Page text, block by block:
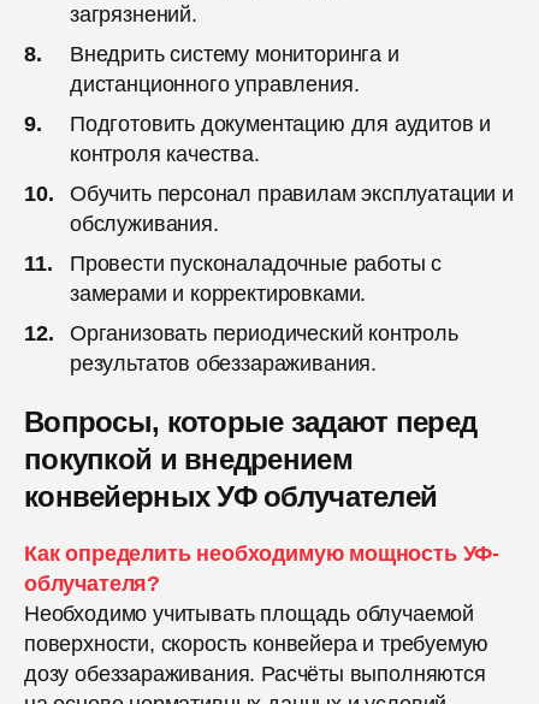
загрязнений.
Внедрить систему мониторинга и
дистанционного управления.
Подготовить документацию для аудитов и
контроля качества.
Обучить персонал правилам эксплуатации и
обслуживания.
Провести пусконаладочные работы с
замерами и корректировками.
Организовать периодический контроль
результатов обеззараживания.
Вопросы, которые задают перед
покупкой и внедрением
конвейерных УФ облучателей
Как определить необходимую мощность УФ-
облучателя?
Необходимо учитывать площадь облучаемой
поверхности, скорость конвейера и требуемую
дозу обеззараживания. Расчёты выполняются